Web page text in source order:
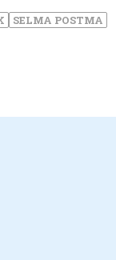
SELMA POSTMA